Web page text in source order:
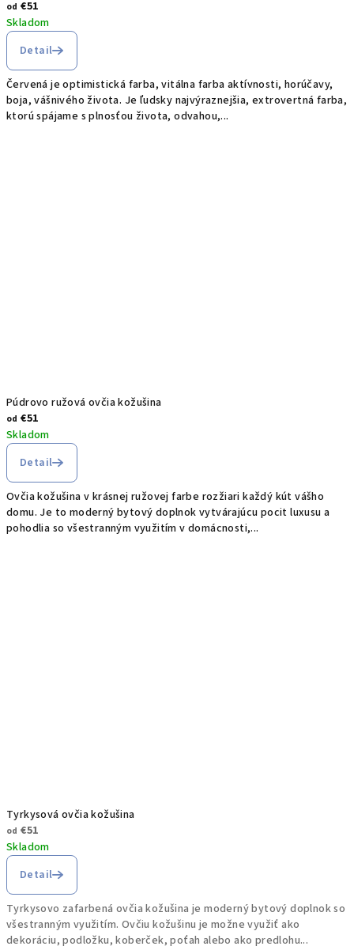
od €51
Skladom
Detail
Červená je optimistická farba, vitálna farba aktívnosti, horúčavy,
boja, vášnivého života. Je ľudsky najvýraznejšia, extrovertná farba,
ktorú spájame s plnosťou života, odvahou,...
Púdrovo ružová ovčia kožušina
od €51
Skladom
Detail
Ovčia kožušina v krásnej ružovej farbe rozžiari každý kút vášho
domu. Je to moderný bytový doplnok vytvárajúcu pocit luxusu a
pohodlia so všestranným využitím v domácnosti,...
Tyrkysová ovčia kožušina
od €51
Skladom
Detail
Tyrkysovo zafarbená ovčia kožušina je moderný bytový doplnok so
všestranným využitím. Ovčiu kožušinu je možne využiť ako
dekoráciu, podložku, koberček, poťah alebo ako predlohu...